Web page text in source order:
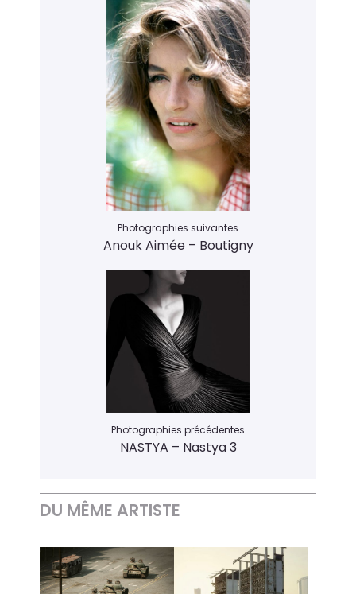
Photographies précédentes
NASTYA – Nastya 3
Photographies suivantes
Anouk Aimée – Boutigny
DU MÊME ARTISTE